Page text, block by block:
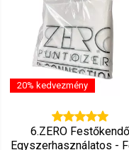
20% kedvezmény
6.ZERO Festőkendő
Egyszerhasználatos -